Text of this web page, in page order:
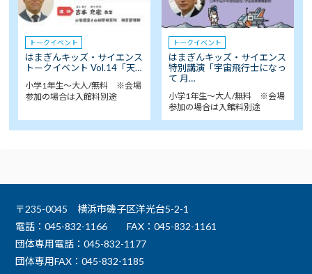
トークイベント
はまぎんキッズ・サイエンス
トークイベント Vol.14「天…
小学1年生～大人/無料 ※会場
参加の場合は入館料別途
トークイベント
はまぎんキッズ・サイエンス
特別講演「宇宙飛行士になっ
て 月…
小学1年生～大人/無料 ※会場
参加の場合は入館料別途
〒235-0045 横浜市磯子区洋光台5-2-1
電話：045-832-1166
FAX：045-832-1161
団体専用電話：045-832-1177
団体専用FAX：045-832-1185